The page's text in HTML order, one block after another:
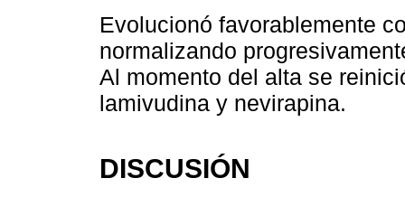
Evolucionó favorablemente
normalizando
Al momento del alta se
lamivudina y nevirapina.
DISCUSIÓN